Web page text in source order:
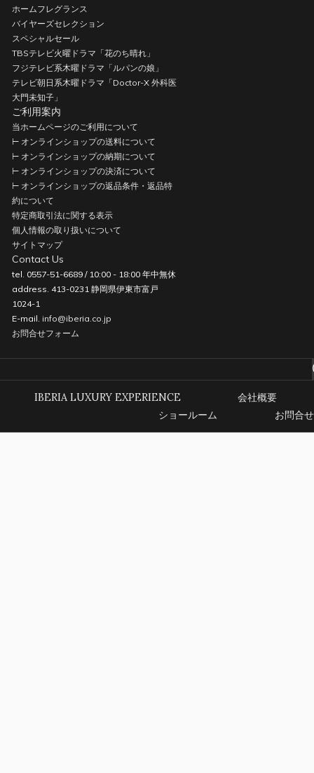
ホームフレグランス
バイヤーズセレクション
スペシャルセール
TBSテレビ火曜ドラマ「花のち晴れ」
フジテレビ系木曜ドラマ「ルパンの娘」
テレビ朝日系木曜ドラマ「Doctor-X 外科医
大門未知子」
ご利用案内
当ホームページのご利用について
⊢ オンラインショップの送料について
⊢ オンラインショップの納期について
⊢ オンラインショップの決済について
⊢ オンラインショップの返品条件・返品特
約について
特定商取引法に関する表示
個人情報の取り扱いについて
サイトマップ
Contact Us
tel. 0557-51-6689 / 10:00 - 18:00 年中無休
address. 413-0231 静岡県伊東市富戸
1024-1
E-mail. info@iberia.co.jp
お問合せフォーム
IBERIA LUXURY EXPERIENCE
会社概要
ショールーム
お問合せ